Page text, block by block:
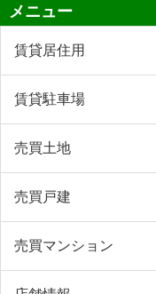
メニュー
賃貸居住用
賃貸駐車場
売買土地
売買戸建
売買マンション